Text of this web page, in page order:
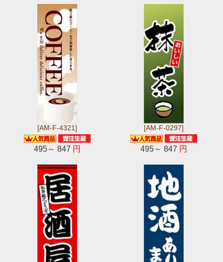
[AM-F-4321]
495～ 847 円
[AM-F-0297]
495～ 847 円